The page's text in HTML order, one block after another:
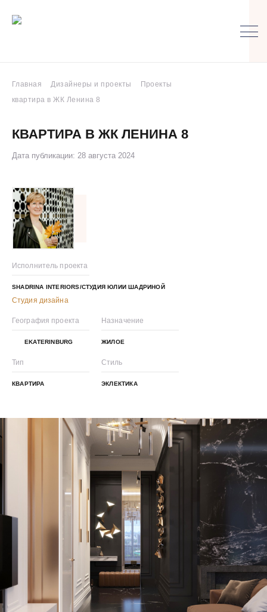
Главная Дизайнеры и проекты
Проекты
квартира в ЖК Ленина 8
КВАРТИРА В ЖК ЛЕНИНА 8
Дата публикации: 28 августа 2024
Исполнитель проекта
SHADRINA INTERIORS/СТУДИЯ ЮЛИИ ШАДРИНОЙ
Студия дизайна
География проекта
EKATERINBURG
Назначение
ЖИЛОЕ
Тип
КВАРТИРА
Стиль
ЭКЛЕКТИКА